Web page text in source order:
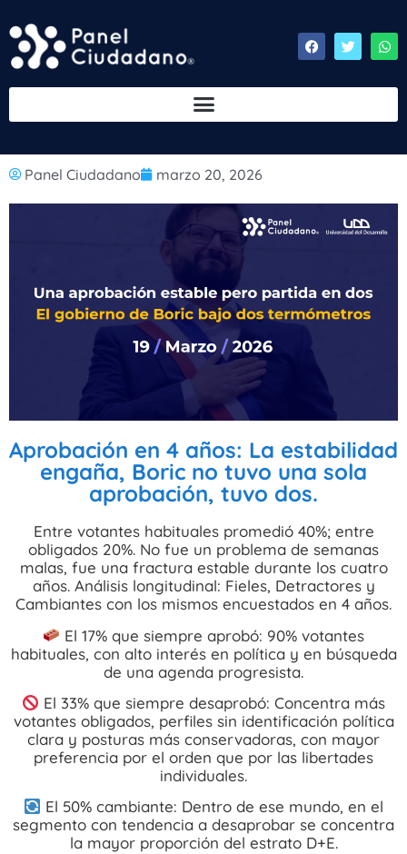
Panel Ciudadano marzo 20, 2026
Aprobación en 4 años: La estabilidad
engaña, Boric no tuvo una sola
aprobación, tuvo dos.
Entre votantes habituales promedió 40%; entre
obligados 20%. No fue un problema de semanas
malas, fue una fractura estable durante los cuatro
años. Análisis longitudinal: Fieles, Detractores y
Cambiantes con los mismos encuestados en 4 años.
El 17% que siempre aprobó: 90% votantes
habituales, con alto interés en política y en búsqueda
de una agenda progresista.
El 33% que siempre desaprobó: Concentra más
votantes obligados, perfiles sin identificación política
clara y posturas más conservadoras, con mayor
preferencia por el orden que por las libertades
individuales.
El 50% cambiante: Dentro de ese mundo, en el
segmento con tendencia a desaprobar se concentra
la mayor proporción del estrato D+E.